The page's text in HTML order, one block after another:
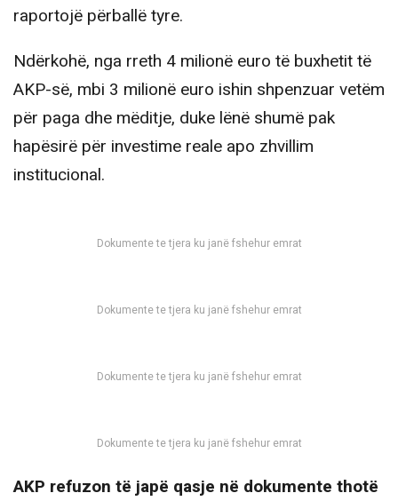
raportojë përballë tyre.
Ndërkohë, nga rreth 4 milionë euro të buxhetit të
AKP-së, mbi 3 milionë euro ishin shpenzuar vetëm
për paga dhe mëditje, duke lënë shumë pak
hapësirë për investime reale apo zhvillim
institucional.
Dokumente te tjera ku janë fshehur emrat
Dokumente te tjera ku janë fshehur emrat
Dokumente te tjera ku janë fshehur emrat
Dokumente te tjera ku janë fshehur emrat
AKP refuzon të japë qasje në dokumente thotë